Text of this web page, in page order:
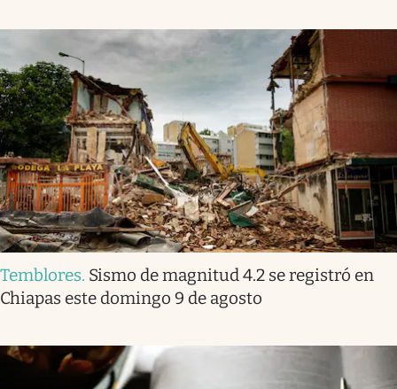
Temblores. Sismo de magnitud 4.2 se registró en
Chiapas este domingo 9 de agosto